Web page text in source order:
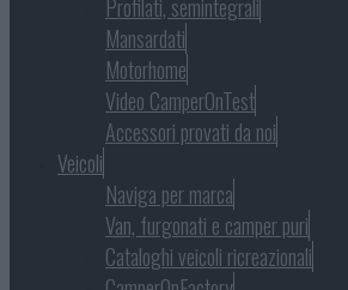
Profilati, semintegrali
Mansardati
Motorhome
Video CamperOnTest
Accessori provati da noi
Veicoli
Naviga per marca
Van, furgonati e camper puri
Cataloghi veicoli ricreazionali